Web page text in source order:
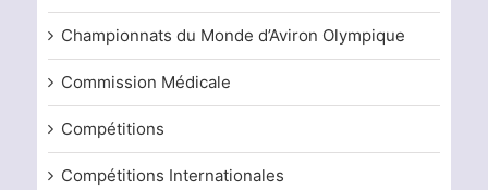
Championnats du Monde d’Aviron Olympique
Commission Médicale
Compétitions
Compétitions Internationales